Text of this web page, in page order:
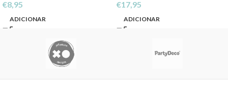
€8,95
ADICIONAR
€17,95
ADICIONAR